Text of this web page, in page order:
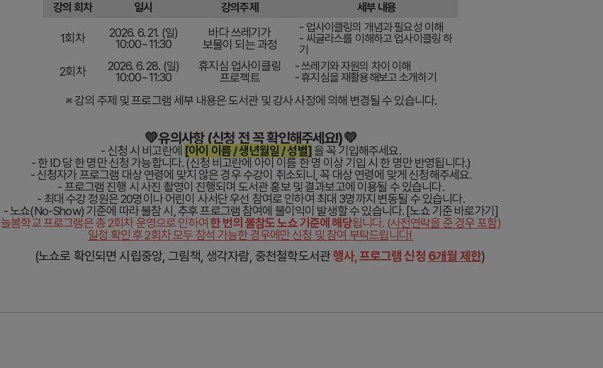
강의 회차 일시 강의주제 세부 내용
1회차
2026. 6. 21. (일)
10:00~11:30
바다 쓰레기가
보물이 되는 과정
- 업사이클링의 개념과 필요성 이해
- 씨글라스를 이해하고 업사이클링 하
기
2회차
2026. 6. 28. (일)
10:00~11:30
휴지심 업사이클링
프로젝트
- 쓰레기와 자원의 차이 이해
- 휴지심을 재활용해보고 소개하기
※ 강의 주제 및 프로그램 세부 내용은 도서관 및 강사 사정에 의해 변경될 수 있습니다.
💛유의사항 (신청 전 꼭 확인해주세요!)💛
- 신청 시 비고란에 [아이 이름 / 생년월일 / 성별]을 꼭 기입해주세요.
- 한 ID 당 한 명만 신청 가능합니다. (신청 비고란에 아이 이름 한 명 이상 기입 시 한 명만 반영됩니다.)
- 신청자가 프로그램 대상 연령에 맞지 않은 경우 수강이 취소되니, 꼭 대상 연령에 맞게 신청해주세요.
- 프로그램 진행 시 사진 촬영이 진행되며 도서관 홍보 및 결과보고에 이용될 수 있습니다.
- 최대 수강 정원은 20명이나 어린이 사서단 우선 참여로 인하여 최대 3명까지 변동될 수 있습니다.
- 노쇼(No-Show) 기준에 따라 불참 시, 추후 프로그램 참여에 불이익이 발생할 수 있습니다. [노쇼 기준 바로가기]
늘봄학교 프로그램은 총 2회차 운영으로 인하여한 번의 불참도 노쇼 기준에 해당됩니다. (사전연락을 준 경우 포함)
일정 확인 후 2회차 모두 참석 가능한 경우에만 신청 및 참여 부탁드립니다!
(노쇼로 확인되면 시립중앙, 그림책, 생각자람, 중천철학도서관행사, 프로그램 신청 6개월 제한)